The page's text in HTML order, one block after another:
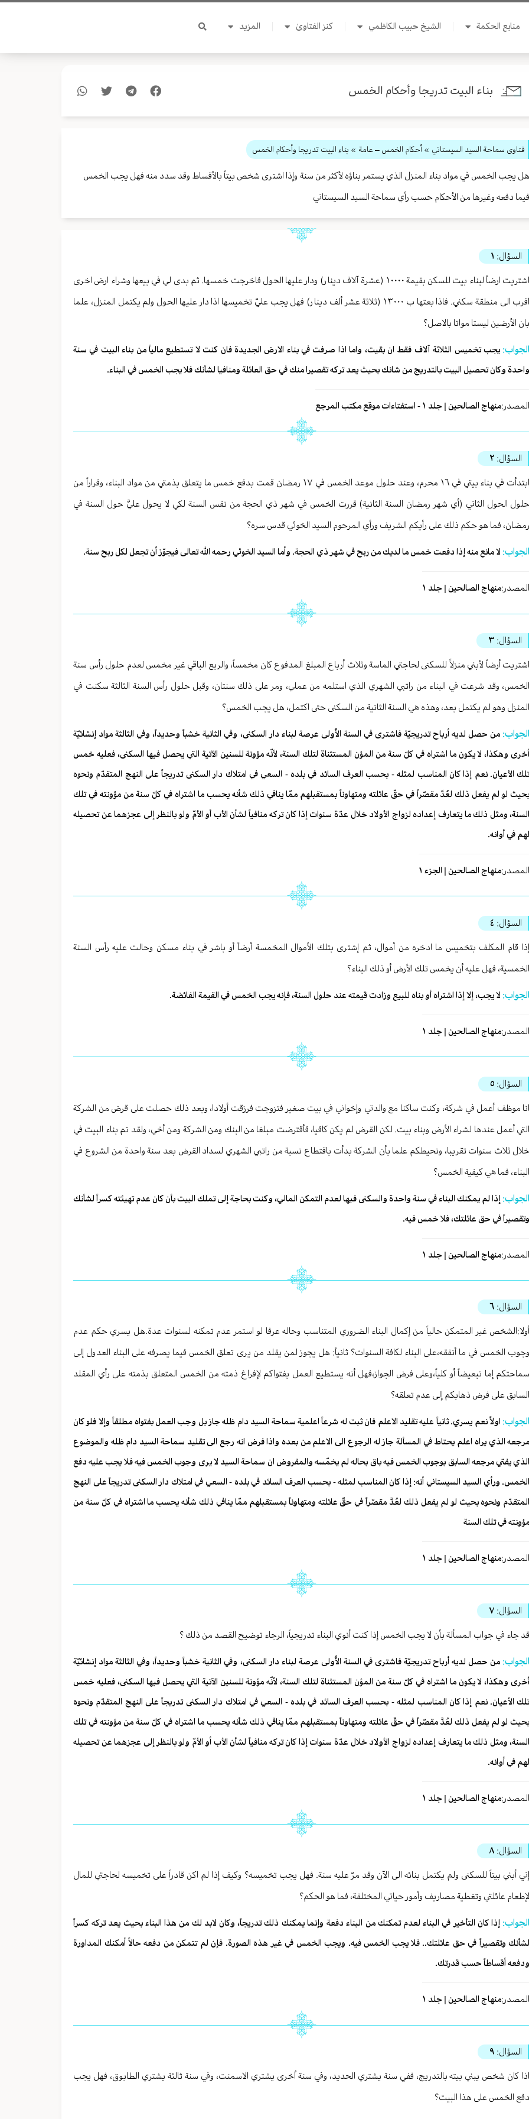
منابع الحكمة الشيخ حبيب الكاظمي كنز الفتاوىٰ المزيد
بناء البيت تدريجا وأحكام الخمس
فتاوى سماحة السيد السيستاني » أحكام الخمس – عامة » بناء البيت تدريجا وأحكام الخمس
هل يجب الخمس في مواد بناء المنزل الذي يستمر بناؤه لأكثر من سنة وإذا اشترى شخص بيتاً بالأقساط وقد سدد منه فهل يجب الخمس
فيما دفعه وغيرها من الأحكام حسب رأي سماحة السيد السيستاني
السؤال: ١
اشتريت ارضاً لبناء بيت للسكن بقيمة ١٠٠٠٠ (عشرة آلاف دينار) ودار عليها الحول فاخرجت خمسها. ثم بدى لي في بيعها وشراء ارض اخرى
اقرب الى منطقة سكني. فاذا بعتها ب ١٣٠٠٠ (ثلاثة عشر ألف دينار) فهل يجب عليّ تخميسها اذا دار عليها الحول ولم يكتمل المنزل، علما
بان الأرضين ليستا مواتا بالاصل؟
الجواب:يجب تخميس الثلاثة آلاف فقط ان بقيت، واما اذا صرفت في بناء الارض الجديدة فان كنت لا تستطيع مالياً من بناء البيت في سنة
واحدة وكان تحصيل البيت بالتدريج من شانك بحيث يعد تركه تقصيرا منك في حق العائلة ومنافيا لشأنك فلا يجب الخمس في البناء.
المصدر:منهاج الصالحين | جلد ١ - استفتاءات موقع مكتب المرجع
السؤال: ٢
ابتدأت في بناء بيتي في ١٦ محرم، وعند حلول موعد الخمس في ١٧ رمضان قمت بدفع خمس ما يتعلق بذمتي من مواد البناء، وفراراً من
حلول الحول الثاني (أي شهر رمضان السنة الثانية) قررت الخمس في شهر ذي الحجة من نفس السنة لكي لا يحول عليَّ حول السنة في
رمضان، فما هو حكم ذلك على رأيكم الشريف ورأي المرحوم السيد الخوئي قدس سره؟
الجواب: لا مانع منه إذا دفعت خمس ما لديك من ربح في شهر ذي الحجة. وأما السيد الخوئي رحمه الله تعالى فيجوّز أن تجعل لكل ربح سنة.
المصدر:منهاج الصالحين | جلد ١
السؤال: ٣
اشتريت أرضاً لأبني منزلاً للسكنى لحاجتي الماسة وثلاث أرباع المبلغ المدفوع كان مخمساً، والربع الباقي غير مخمس لعدم حلول رأس سنة
الخمس، وقد شرعت في البناء من راتبي الشهري الذي استلمه من عملي، ومر على ذلك سنتان، وقبل حلول رأس السنة الثالثة سكنت في
المنزل وهو لم يكتمل بعد، وهذه هي السنة الثانية من السكنى حتى اكتمل، هل يجب الخمس؟
الجواب: من حصل لديه أرباح تدريجيّة فاشترى في السنة الأُولى عرصة لبناء دار السكنى، وفي الثانية خشباً وحديداً، وفي الثالثة مواد إنشائيّة
وهكذا، لا يكون ما اشتراه في كلّ سنة من المؤن المستثناة لتلك السنة، لأنّه مؤونة للسنين الآتية التي يحصل فيها السكنى، فعليه خمس
الأعيان. نعم إذا كان المناسب لمثله - بحسب العرف السائد في بلده - السعي في امتلاك دار السكنى تدريجاً على النهج المتقدّم ونحوه
بحيث لو لم‏ يفعل ذلك لعُدَّ مقصّراً في حقّ عائلته ومتهاوناً بمستقبلهم ممّا ينافي ذلك شأنه يحسب ما اشتراه في كلّ سنة من مؤونته في تلك
السنة، ومثل ذلك ما يتعارف إعداده لزواج الأولاد خلال عدّة سنوات إذا كان تركه منافياً لشأن الأب أو الأمّ ولو بالنظر إلى عجزهما عن تحصيله
لهم في أوانه.
المصدر:منهاج الصالحين | الجزء ١
السؤال: ٤
إذا قام المكلف بتخميس ما ادخره من أموال، ثم إشترى بتلك الأموال المخمسة أرضاً أو باشر في بناء مسكن وحالت عليه رأس السنة
الخمسية، فهل عليه أن يخمس تلك الأرض أو ذلك البناء؟
الجواب: لا يجب، إلا إذا اشتراه أو بناه للبيع وزادت قيمته عند حلول السنة، فإنه يجب الخمس في القيمة الفائضة.
المصدر:منهاج الصالحين | جلد ١
السؤال: ٥
انا موظف أعمل في شركة، وكنت ساكنا مع والدتي وإخواني في بيت صغير فتزوجت فرزقت أولادا، وبعد ذلك حصلت على قرض من الشركة
التي أعمل عندها لشراء الأرض وبناء بيت. لكن القرض لم يكن كافيا، فأقترضت مبلغا من البنك ومن الشركة ومن أخي، ولقد تم بناء البيت في
خلال ثلاث سنوات تقريبا، ونحيطكم علما بأن الشركة بدأت باقتطاع نسبة من راتبي الشهري لسداد القرض بعد سنة واحدة من الشروع في
البناء، فما هي كيفية الخمس؟
الجواب: إذا لم يمكنك البناء في سنة واحدة والسكنى فيها لعدم التمكن المالي، وكنت بحاجة إلى تملك البيت بأن كان عدم تهيئته كسراً لشأنك
وتقصيراً في حق عائلتك، فلا خمس فيه.
المصدر:منهاج الصالحين | جلد ١
السؤال: ٦
أولا:الشخص غير المتمكن حالياً من إكمال البناء الضروري المتناسب وحاله عرفا لو استمر عدم تمكنه لسنوات عدة.هل يسري حكم عدم
وجوب الخمس في ما أنفقه،على البناء لكافة السنوات؟ ثانياً: هل يجوز لمن يقلد من يرى تعلق الخمس فيما يصرفه على البناء العدول إلى
سماحتكم إما تبعيضاً أو كلياً،وعلى فرض الجواز،فهل أنه يستطيع العمل بفتواكم لإفراغ ذمته من الخمس المتعلق بذمته على رأي المقلد
السابق على فرض ذهابكم إلى عدم تعلقه؟
الجواب: اولاً نعم يسري. ثانياً عليه تقليد الاعلم فان ثبت له شرعاً اعلمية سماحة السيد دام ظله جاز بل وجب العمل بفتواه مطلقاً وإلا فلو كان
مرجعه الذي يراه اعلم يحتاط في المسألة جاز له الرجوع الى الاعلم من بعده واذا فرض انه رجع الى تقليد سماحة السيد دام ظله والموضوع
الذي يفتي مرجعه السابق بوجوب الخمس فيه باق بحاله لم يخمّسه والمفروض ان سماحة السيد لا يرى وجوب الخمس فيه فلا يجب عليه دفع
الخمس. ورأي السيد السيستاني أنه: إذا كان المناسب لمثله - بحسب العرف السائد في بلده - السعي في امتلاك دار السكنى تدريجاً على النهج
المتقدّم ونحوه بحيث لو لم‏ يفعل ذلك لعُدَّ مقصّراً في حقّ عائلته ومتهاوناً بمستقبلهم ممّا ينافي ذلك شأنه يحسب ما اشتراه في كلّ سنة من
مؤونته في تلك السنة
المصدر:منهاج الصالحين | جلد ١
السؤال: ٧
قد جاء في جواب المسألة بأن لا يجب الخمس إذا كنت أنوي البناء تدريجياً، الرجاء توضيح القصد من ذلك ؟
الجواب: من حصل لديه أرباح تدريجيّة فاشترى في السنة الأُولى عرصة لبناء دار السكنى، وفي الثانية خشباً وحديداً، وفي الثالثة مواد إنشائيّة
أُخرى وهكذا، لا يكون ما اشتراه في كلّ سنة من المؤن المستثناة لتلك السنة، لأنّه مؤونة للسنين الآتية التي يحصل فيها السكنى، فعليه خمس
الأعيان. نعم إذا كان المناسب لمثله - بحسب العرف السائد في بلده - السعي في امتلاك دار السكنى تدريجاً على النهج المتقدّم ونحوه
بحيث لو لم‏ يفعل ذلك لعُدَّ مقصّراً في حقّ عائلته ومتهاوناً بمستقبلهم ممّا ينافي ذلك شأنه يحسب ما اشتراه في كلّ سنة من مؤونته في تلك
السنة، ومثل ذلك ما يتعارف إعداده لزواج الأولاد خلال عدّة سنوات إذا كان تركه منافياً لشأن الأب أو الأمّ ولو بالنظر إلى عجزهما عن تحصيله
لهم في أوانه.
المصدر:منهاج الصالحين | جلد ١
السؤال: ٨
إني أبني بيتاً للسكنى ولم يكتمل بنائه الى الآن وقد مرّ عليه سنة. فهل يجب تخميسه؟ وكيف إذا لم اكن قادراً على تخميسه لحاجتي للمال
لإطعام عائلتي وتغطية مصاريف وأمور حياتي المختلفة، فما هو الحكم؟
الجواب: إذا كان التأخير في البناء لعدم تمكنك من البناء دفعة وإنما يمكنك ذلك تدريجاً، وكان لابد لك من هذا البناء بحيث يعد تركه كسراً
لشأنك وتقصيراً في حق عائلتك.. فلا يجب الخمس فيه. ويجب الخمس في غير هذه الصورة. فإن لم تتمكن من دفعه حالاً أمكنك المداورة
ودفعه أقساطاً حسب قدرتك.
المصدر:منهاج الصالحين | جلد ١
السؤال: ٩
اذا كان شخص يبني بيته بالتدريج، ففي سنة يشتري الحديد، وفي سنة اُخرى يشتري الاسمنت، وفي سنة ثالثة يشتري الطابوق، فهل يجب
دفع الخمس على هذا البيت؟